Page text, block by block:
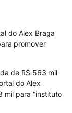
do Alex Braga
promover
de R$ 563 mil
do Alex
mil para “instituto